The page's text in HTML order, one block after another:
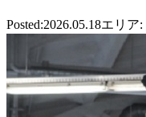
Posted:2026.05.18エリア: